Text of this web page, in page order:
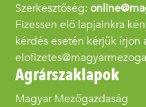
Szerkesztőség:
Fizessen elő lapjainkra
kérdés esetén kérjük írjon
Agrárszaklapok
Magyar Mezőgazdaság